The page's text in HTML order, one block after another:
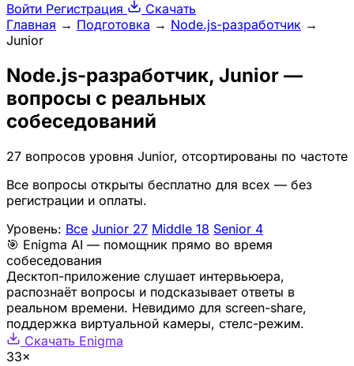
Войти Регистрация
Скачать
Главная → Подготовка → Node.js-разработчик →
Junior
Node.js-разработчик, Junior —
вопросы с реальных
собеседований
27 вопросов уровня Junior, отсортированы по частоте
Все вопросы открыты бесплатно для всех — без
регистрации и оплаты.
Уровень: Все Junior 27 Middle 18 Senior 4
🎯 Enigma AI — помощник прямо во время
собеседования
Десктоп-приложение слушает интервьюера,
распознаёт вопросы и подсказывает ответы в
реальном времени. Невидимо для screen-share,
поддержка виртуальной камеры, стелс-режим.
Скачать Enigma
33×